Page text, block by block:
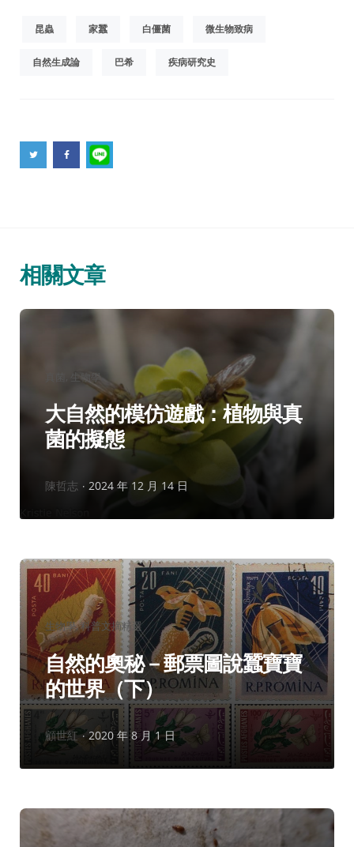
昆蟲 家蠶 白僵菌 微生物致病
自然生成論 巴希 疾病研究史
相關文章
生物學
大自然的模仿遊戲：植物與真
菌的擬態
作
陳哲志 2024 年 12 月 14 日
分
類：
生物學 科普文摘精選
自然的奧秘－郵票圖說蠶寶寶
的世界（下）
作
者：
顧世紅 2020 年 8 月 1 日